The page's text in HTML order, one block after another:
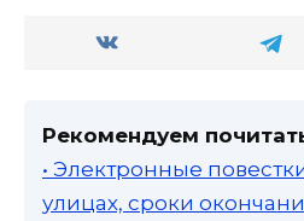
Рекомендуем
• Электронные
улицах, сроки